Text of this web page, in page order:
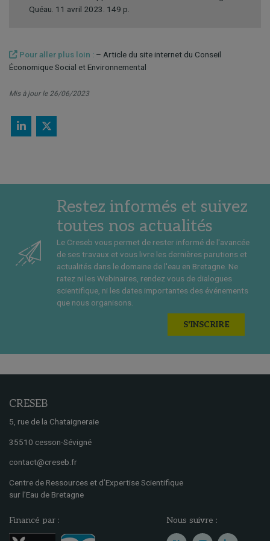
Quéau. 11 avril 2023. 149 p.
Pour aller plus loin : – Article du site internet du Conseil
Économique Social et Environnemental
Mis à jour le 26/06/2023
Restez informés et suivez
toutes nos actualités
Le Creseb vous permet de rester informé de l'avancée
de ses travaux et vous livre les dernières parutions et
actualités dans le domaine de l'eau en Bretagne. Ne
ratez ni les Webinaires, rendez vous de dialogues
scientifique, ni les dates importantes des événements
que nous organisons.
S'INSCRIRE
CRESEB
5, rue de la Chataigneraie
35510 cesson-Sévigné
contact@creseb.fr
Centre de Ressources et d’Expertise Scientifique
sur l’Eau de Bretagne
Financé par : Nous suivre :